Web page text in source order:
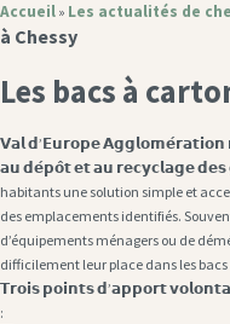
Accueil » Les actualités de
à Chessy
Les bacs à
𝗩𝗮𝗹 𝗱’𝗘𝘂𝗿𝗼𝗽𝗲
𝗮𝘂 𝗱𝗲́𝗽𝗼̂𝘁 𝗲𝘁 𝗮𝘂 𝗿𝗲𝗰𝘆𝗰𝗹𝗮𝗴𝗲 𝗱𝗲𝘀
habitants une solution simple et
des emplacements identifiés.
d’équipements ménagers ou de
difficilement leur place dans les
𝗧𝗿𝗼𝗶𝘀 𝗽𝗼𝗶𝗻𝘁𝘀 𝗱’𝗮𝗽𝗽𝗼𝗿𝘁
: